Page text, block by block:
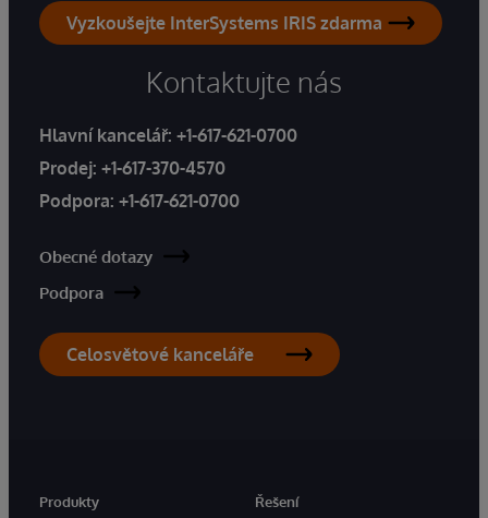
Vyzkoušejte InterSystems IRIS zdarma
Kontaktujte nás
Hlavní kancelář: +1-617-621-0700
Prodej: +1-617-370-4570
Podpora: +1-617-621-0700
Obecné dotazy
Podpora
Celosvětové kanceláře
Produkty
Řešení